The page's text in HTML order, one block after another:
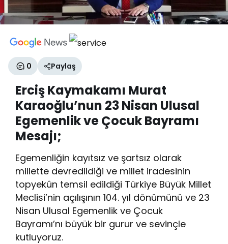
0 Paylaş
Erciş Kaymakamı Murat
Karaoğlu’nun 23 Nisan Ulusal
Egemenlik ve Çocuk Bayramı
Mesajı;
Egemenliğin kayıtsız ve şartsız olarak
millette devredildiği ve millet iradesinin
topyekûn temsil edildiği Türkiye Büyük Millet
Meclisi’nin açılışının 104. yıl dönümünü ve 23
Nisan Ulusal Egemenlik ve Çocuk
Bayramı’nı büyük bir gurur ve sevinçle
kutluyoruz.